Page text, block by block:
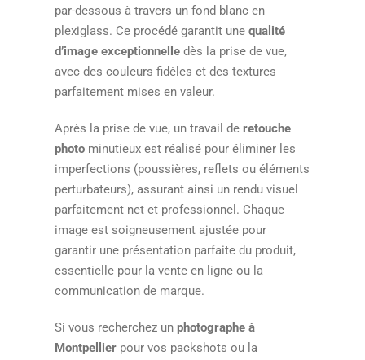
par-dessous à travers un fond blanc en
plexiglass. Ce procédé garantit une qualité
d’image exceptionnelledès la prise de vue,
avec des couleurs fidèles et des textures
parfaitement mises en valeur.
Après la prise de vue, un travail de retouche
photominutieux est réalisé pour éliminer les
imperfections (poussières, reflets ou éléments
perturbateurs), assurant ainsi un rendu visuel
parfaitement net et professionnel. Chaque
image est soigneusement ajustée pour
garantir une présentation parfaite du produit,
essentielle pour la vente en ligne ou la
communication de marque.
Si vous recherchez un photographe à
Montpellierpour vos packshots ou la